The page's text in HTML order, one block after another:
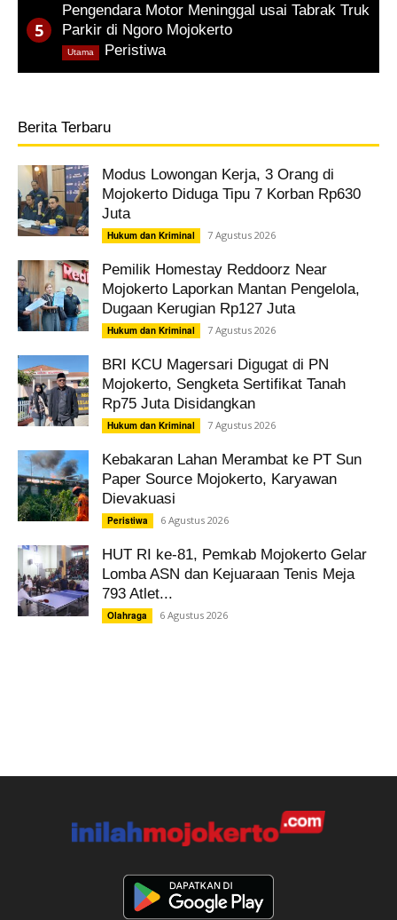
Pengendara Motor Meninggal usai Tabrak Truk
Parkir di Ngoro Mojokerto
Peristiwa
Utama
Berita Terbaru
Modus Lowongan Kerja, 3 Orang di
Mojokerto Diduga Tipu 7 Korban Rp630
Juta
Hukum dan Kriminal 7 Agustus 2026
Pemilik Homestay Reddoorz Near
Mojokerto Laporkan Mantan Pengelola,
Dugaan Kerugian Rp127 Juta
Hukum dan Kriminal 7 Agustus 2026
BRI KCU Magersari Digugat di PN
Mojokerto, Sengketa Sertifikat Tanah
Rp75 Juta Disidangkan
Hukum dan Kriminal 7 Agustus 2026
Kebakaran Lahan Merambat ke PT Sun
Paper Source Mojokerto, Karyawan
Dievakuasi
Peristiwa 6 Agustus 2026
HUT RI ke-81, Pemkab Mojokerto Gelar
Lomba ASN dan Kejuaraan Tenis Meja
793 Atlet...
Olahraga 6 Agustus 2026